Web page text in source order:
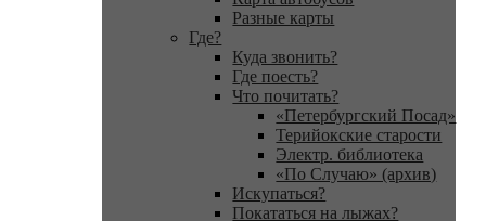
Разные карты
Где?
Куда звонить?
Где поесть?
Что почитать?
«Петербургский Посад»
Терийокские старости
Электр. библиотека
«По Случаю» (архив)
Искупаться?
Покататься на лыжах?